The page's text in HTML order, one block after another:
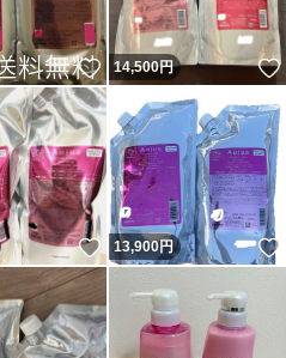
いいね！
14,500円
いいね！
13,900円